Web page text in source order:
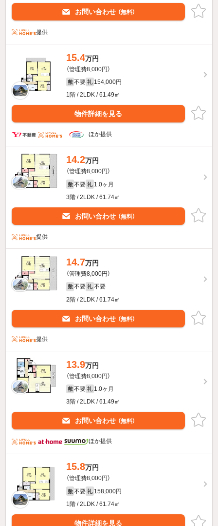
お問い合わせ （無料）
提供
15.4万円
（管理費8,000円）
敷 不要 礼 154,000円
1階 / 2LDK / 61.49㎡
物件詳細を見る
ほか提供
14.2万円
（管理費8,000円）
敷 不要 礼 1.0ヶ月
3階 / 2LDK / 61.74㎡
お問い合わせ （無料）
提供
14.7万円
（管理費8,000円）
敷 不要 礼 不要
2階 / 2LDK / 61.74㎡
お問い合わせ （無料）
提供
13.9万円
（管理費8,000円）
敷 不要 礼 1.0ヶ月
3階 / 2LDK / 61.49㎡
お問い合わせ （無料）
ほか提供
15.8万円
（管理費8,000円）
敷 不要 礼 158,000円
1階 / 2LDK / 61.74㎡
物件詳細を見る